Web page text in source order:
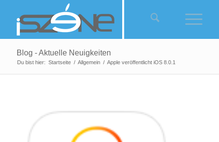
Blog - Aktuelle Neuigkeiten
Du bist hier: Startseite / Allgemein / Apple veröffentlicht iOS 8.0.1